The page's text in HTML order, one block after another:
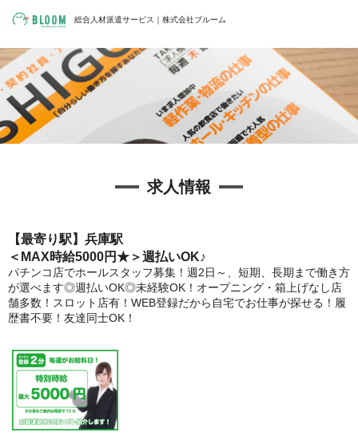
総合人材派遣サービス｜株式会社ブルーム
求人情報
【最寄り駅】兵庫駅
＜MAX時給5000円★＞週払いOK♪
パチンコ店でホールスタッフ募集！週2日～、短期、長期まで働き方
が選べます◎週払いOK◎未経験OK！オープニング・箱上げなし店
舗多数！スロット店有！WEB登録だから自宅でお仕事が探せる！履
歴書不要！友達同士OK！